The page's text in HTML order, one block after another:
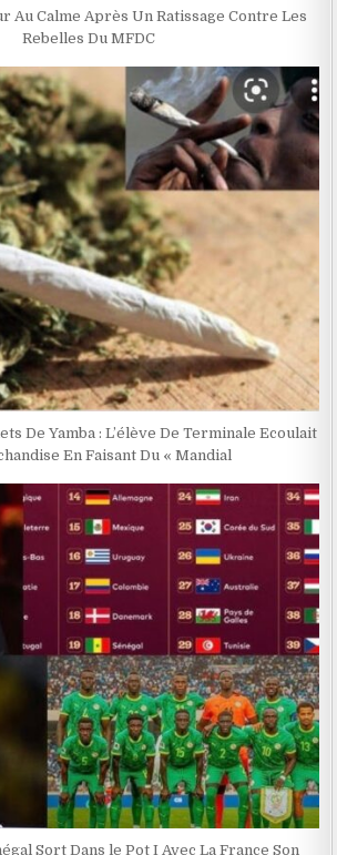
Au Calme Après Un Ratissage Contre Les
Rebelles Du MFDC
De Yamba : L’élève De Terminale Ecoulait
En Faisant Du « Mandial
Sort Dans le Pot I Avec La France Son